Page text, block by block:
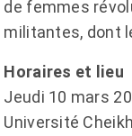
de femmes
militantes, dont
Horaires et lieu
Jeudi 10 mars
Université